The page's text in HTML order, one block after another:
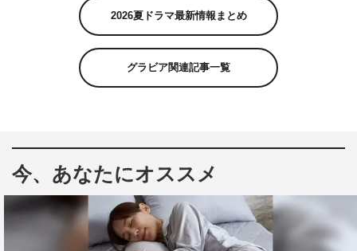
2026夏ドラマ最新情報まとめ
グラビア関連記事一覧
今、あなたにオススメ